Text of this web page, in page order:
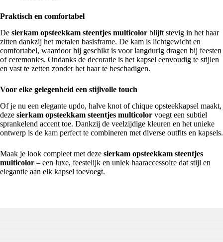
Praktisch en comfortabel
De sierkam opsteekkam steentjes multicolor blijft stevig in het haar
zitten dankzij het metalen basisframe. De kam is lichtgewicht en
comfortabel, waardoor hij geschikt is voor langdurig dragen bij feesten
of ceremonies. Ondanks de decoratie is het kapsel eenvoudig te stijlen
en vast te zetten zonder het haar te beschadigen.
Voor elke gelegenheid een stijlvolle touch
Of je nu een elegante updo, halve knot of chique opsteekkapsel maakt,
deze sierkam opsteekkam steentjes multicolor voegt een subtiel
sprankelend accent toe. Dankzij de veelzijdige kleuren en het unieke
ontwerp is de kam perfect te combineren met diverse outfits en kapsels.
Maak je look compleet met deze sierkam opsteekkam steentjes
multicolor – een luxe, feestelijk en uniek haaraccessoire dat stijl en
elegantie aan elk kapsel toevoegt.